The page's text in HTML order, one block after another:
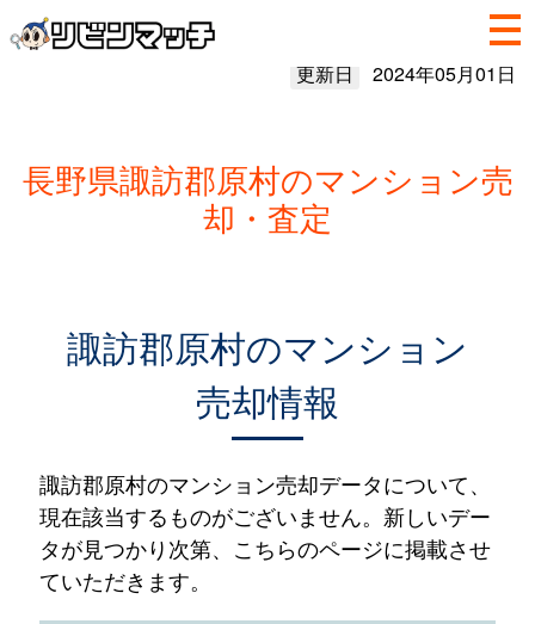
更新日 2024年05月01日
長野県諏訪郡原村のマンション売
却・査定
諏訪郡原村のマンション
売却情報
諏訪郡原村のマンション売却データについて、
現在該当するものがございません。新しいデー
タが見つかり次第、こちらのページに掲載させ
ていただきます。